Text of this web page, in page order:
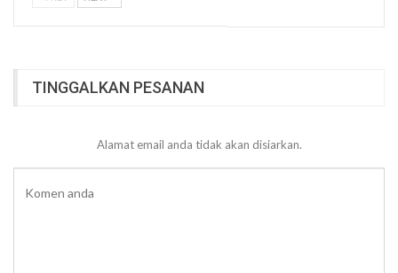
TINGGALKAN PESANAN
Alamat email anda tidak akan disiarkan.